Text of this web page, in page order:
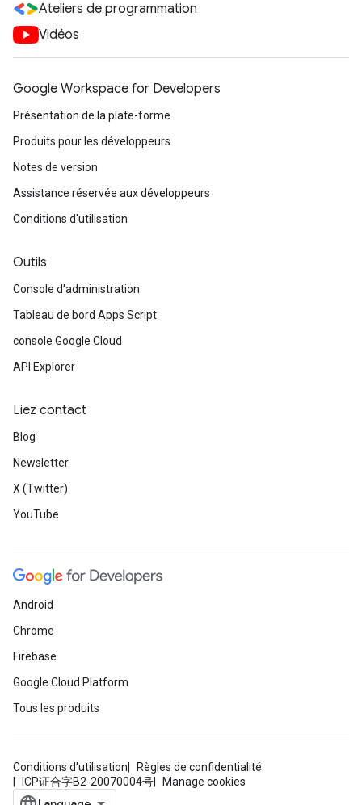
Ateliers de programmation
Vidéos
Google Workspace for Developers
Présentation de la plate-forme
Produits pour les développeurs
Notes de version
Assistance réservée aux développeurs
Conditions d'utilisation
Outils
Console d'administration
Tableau de bord Apps Script
console Google Cloud
API Explorer
Liez contact
Blog
Newsletter
X (Twitter)
YouTube
Android
Chrome
Firebase
Google Cloud Platform
Tous les produits
Conditions d'utilisation
Règles de confidentialité
ICP证合字B2-20070004号
Manage cookies